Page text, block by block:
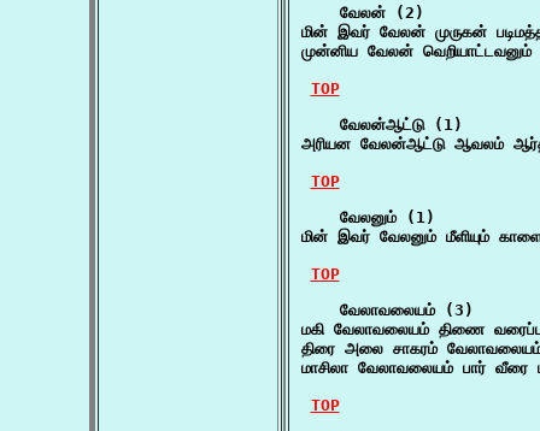
    வேலன் (2)
மின் இவர் வேலன் முருகன்
முன்னிய வேலன் வெறியாட்டவனும்
TOP
    வேலன்ஆட்டு (1)
அரியன வேலன்ஆட்டு ஆவலம்
TOP
    வேலனும் (1)
மின் இவர் வேலனும் மீளியும்
TOP
    வேலாவலையம் (3)
மகி வேலாவலையம் திணை
திரை அலை சாகரம்
மாசிலா வேலாவலையம் பார்
TOP